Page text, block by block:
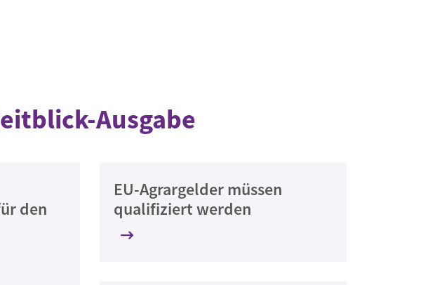
Ausgabe
den
EU-Agrargelder müssen
qualifiziert werden